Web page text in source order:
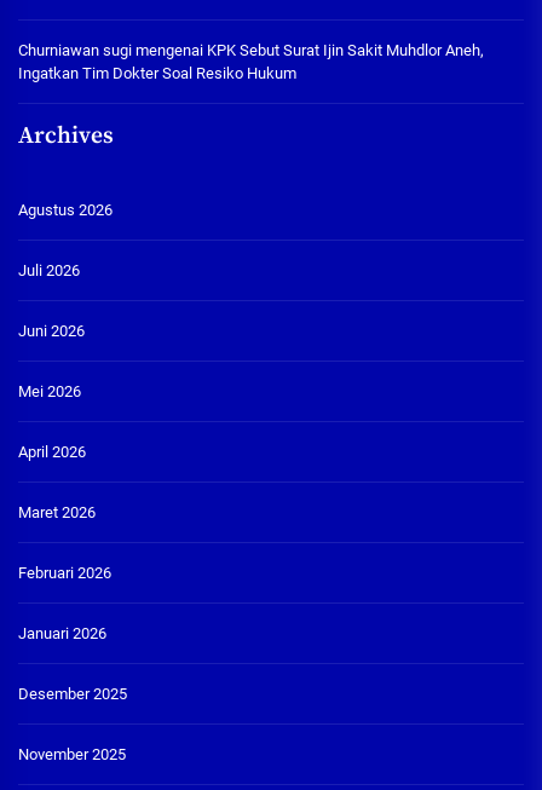
Churniawan sugi mengenai KPK Sebut Surat Ijin Sakit Muhdlor Aneh,
Ingatkan Tim Dokter Soal Resiko Hukum
Archives
Agustus 2026
Juli 2026
Juni 2026
Mei 2026
April 2026
Maret 2026
Februari 2026
Januari 2026
Desember 2025
November 2025